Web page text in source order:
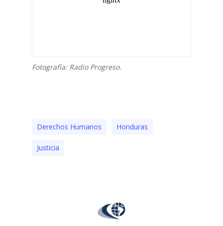
Fotografía: Radio Progreso.
Derechos Humanos Honduras
Justicia